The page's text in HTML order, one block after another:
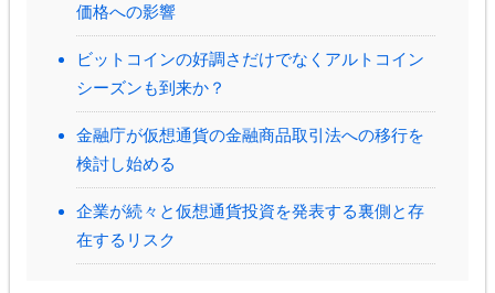
価格への影響
ビットコインの好調さだけでなくアルトコイン
シーズンも到来か？
金融庁が仮想通貨の金融商品取引法への移行を
検討し始める
企業が続々と仮想通貨投資を発表する裏側と存
在するリスク